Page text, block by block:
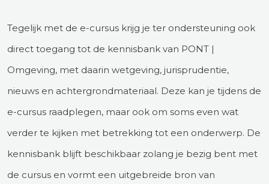
Tegelijk met de e-cursus krijg je ter ondersteuning ook
direct toegang tot de kennisbank van PONT |
Omgeving, met daarin wetgeving, jurisprudentie,
nieuws en achtergrondmateriaal. Deze kan je tijdens de
e-cursus raadplegen, maar ook om soms even wat
verder te kijken met betrekking tot een onderwerp. De
kennisbank blijft beschikbaar zolang je bezig bent met
de cursus en vormt een uitgebreide bron van